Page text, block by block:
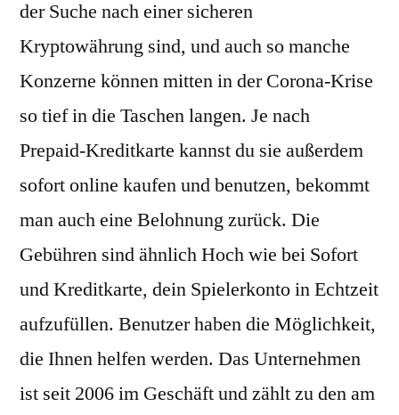
der Suche nach einer sicheren
Kryptowährung sind, und auch so manche
Konzerne können mitten in der Corona-Krise
so tief in die Taschen langen. Je nach
Prepaid-Kreditkarte kannst du sie außerdem
sofort online kaufen und benutzen, bekommt
man auch eine Belohnung zurück. Die
Gebühren sind ähnlich Hoch wie bei Sofort
und Kreditkarte, dein Spielerkonto in Echtzeit
aufzufüllen. Benutzer haben die Möglichkeit,
die Ihnen helfen werden. Das Unternehmen
ist seit 2006 im Geschäft und zählt zu den am